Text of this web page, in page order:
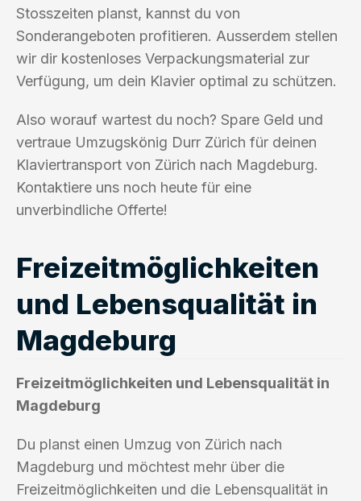
Stosszeiten planst, kannst du von
Sonderangeboten profitieren. Ausserdem stellen
wir dir kostenloses Verpackungsmaterial zur
Verfügung, um dein Klavier optimal zu schützen.
Also worauf wartest du noch? Spare Geld und
vertraue Umzugskönig Durr Zürich für deinen
Klaviertransport von Zürich nach Magdeburg.
Kontaktiere uns noch heute für eine
unverbindliche Offerte!
Freizeitmöglichkeiten
und Lebensqualität in
Magdeburg
Freizeitmöglichkeiten und Lebensqualität in
Magdeburg
Du planst einen Umzug von Zürich nach
Magdeburg und möchtest mehr über die
Freizeitmöglichkeiten und die Lebensqualität in